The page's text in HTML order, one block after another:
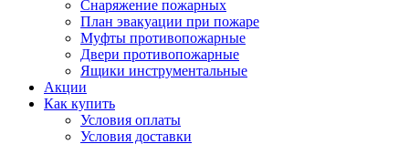
Снаряжение пожарных
План эвакуации при пожаре
Муфты противопожарные
Двери противопожарные
Ящики инструментальные
Акции
Как купить
Условия оплаты
Условия доставки